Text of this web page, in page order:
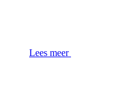
Lees meer